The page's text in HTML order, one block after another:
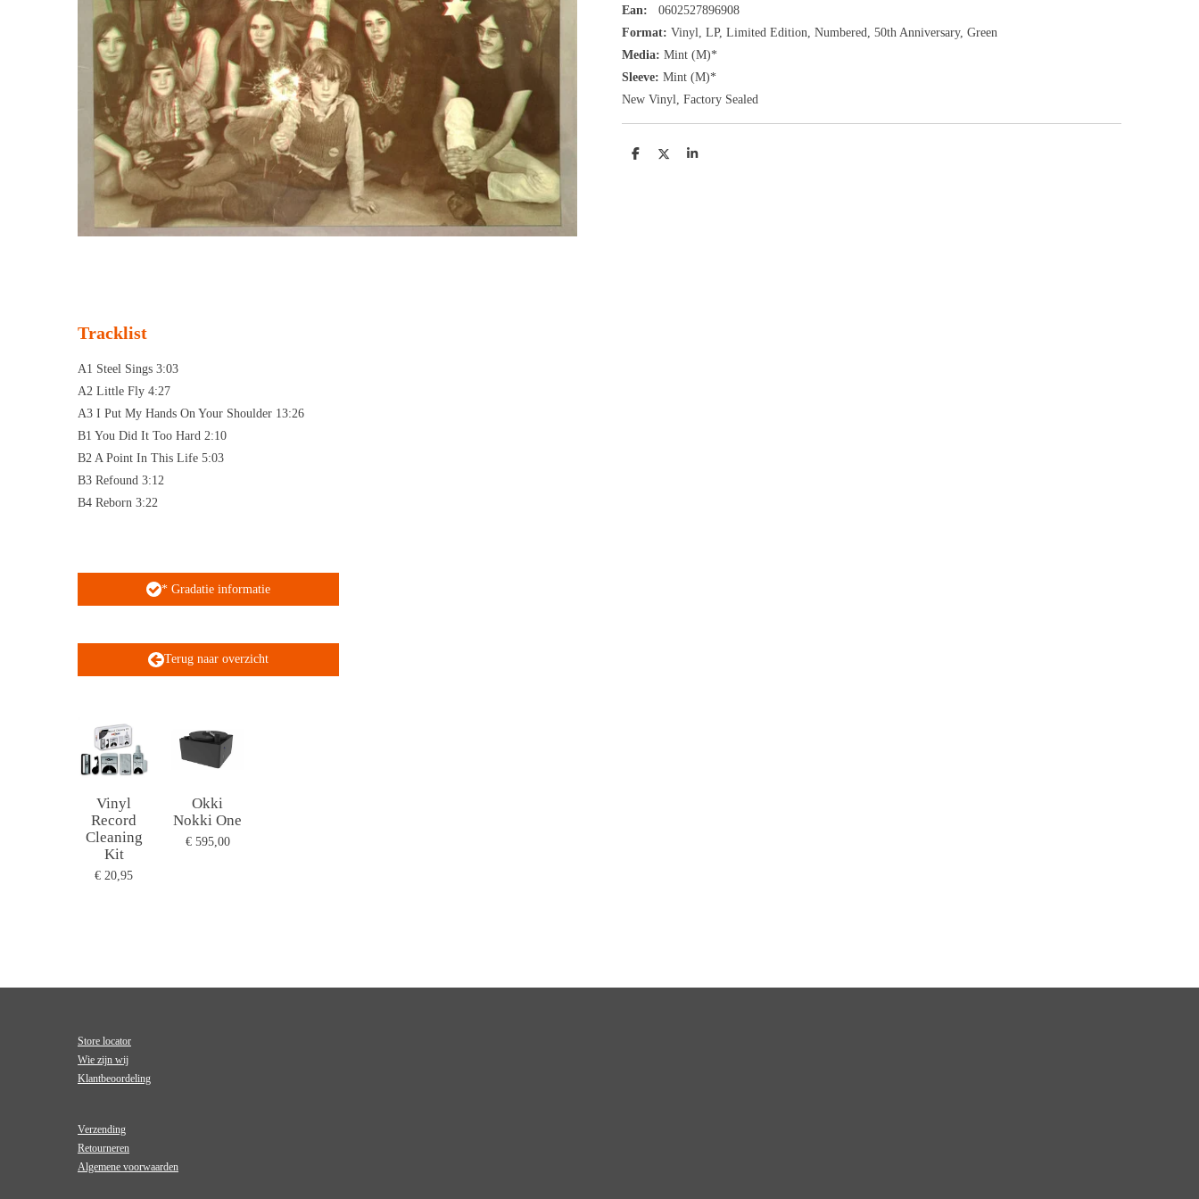
Ean:
0602527896908
Format: Vinyl, LP, Limited Edition, Numbered
, 50th Anniversary, Green
Media: Mint (M)*
Sleeve: Mint (M)*
New Vinyl, Factory Sealed
D
D
S
Tracklist
A1 Steel Sings 3:03
A2 Little Fly 4:27
A3 I Put My Hands On Your Shoulder 13:26
B1 You Did It Too Hard 2:10
B2 A Point In This Life 5:03
B3 Refound 3:12
B4 Reborn 3:22
* Gradatie informatie
Terug naar overzicht
Vinyl
Record
Cleaning
Kit
€ 20,95
Okki
Nokki One
€ 595,00
Store locator
Wie zijn wij
Klantbeoordeling
Verzending
Retourneren
Algemene voorwaarden